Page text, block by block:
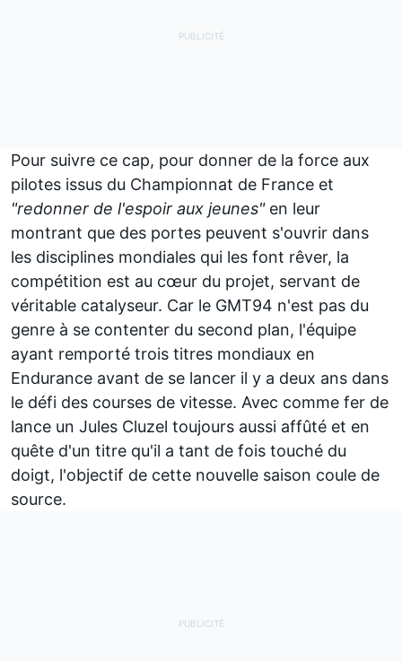
Pour suivre ce cap, pour donner de la force aux
pilotes issus du Championnat de France et
"redonner de l'espoir aux jeunes"en leur
montrant que des portes peuvent s'ouvrir dans
les disciplines mondiales qui les font rêver, la
compétition est au cœur du projet, servant de
véritable catalyseur. Car le GMT94 n'est pas du
genre à se contenter du second plan, l'équipe
ayant remporté trois titres mondiaux en
Endurance avant de se lancer il y a deux ans dans
le défi des courses de vitesse. Avec comme fer de
lance un Jules Cluzel toujours aussi affûté et en
quête d'un titre qu'il a tant de fois touché du
doigt, l'objectif de cette nouvelle saison coule de
source.